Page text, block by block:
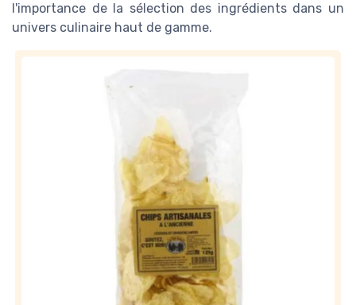
l'importance de la sélection des ingrédients dans un
univers culinaire haut de gamme.